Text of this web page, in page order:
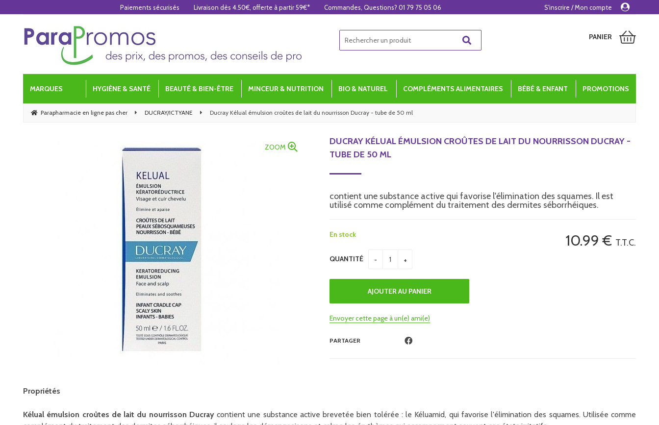
PANIER
MARQUES HYGIÈNE & SANTÉ BEAUTÉ & BIEN-ÊTRE MINCEUR & NUTRITION BIO & NATUREL COMPLÉMENTS ALIMENTAIRES BÉBÉ & ENFANT PROMOTIONS
Parapharmacie en ligne pas cher DUCRAY/ICTYANE Ducray Kélual émulsion croûtes de lait du nourrisson Ducray - tube de 50 ml
ZOOM
DUCRAY KÉLUAL ÉMULSION CROÛTES DE LAIT DU NOURRISSON DUCRAY -
TUBE DE 50 ML
contient une substance active qui favorise l'élimination des squames. Il est
utilisé comme complément du traitement des dermites séborrhéiques.
10.99 € T.T.C.
En stock
QUANTITÉ
Envoyer cette page à un(e) ami(e)
PARTAGER
Propriétés
Kélual émulsion croûtes de lait du nourrisson Ducraycontient une substance active brevetée bien tolérée : le Kéluamid, qui favorise l'élimination des squames. Utilisée comme
Paiements sécurisés Livraison dès 4.50€, offerte à partir 59€* Commandes, Questions? 01 79 75 05 06 S'inscrire / Mon compte